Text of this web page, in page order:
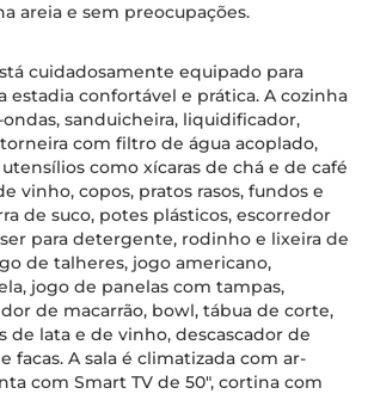
areia e sem preocupações.
cuidadosamente equipado para
estadia confortável e prática. A cozinha
sanduicheira, liquidificador,
com filtro de água acoplado,
como xícaras de chá e de café
vinho, copos, pratos rasos, fundos e
de suco, potes plásticos, escorredor
para detergente, rodinho e lixeira de
de talheres, jogo americano,
jogo de panelas com tampas,
de macarrão, bowl, tábua de corte,
de lata e de vinho, descascador de
facas. A sala é climatizada com ar-
com Smart TV de 50", cortina com